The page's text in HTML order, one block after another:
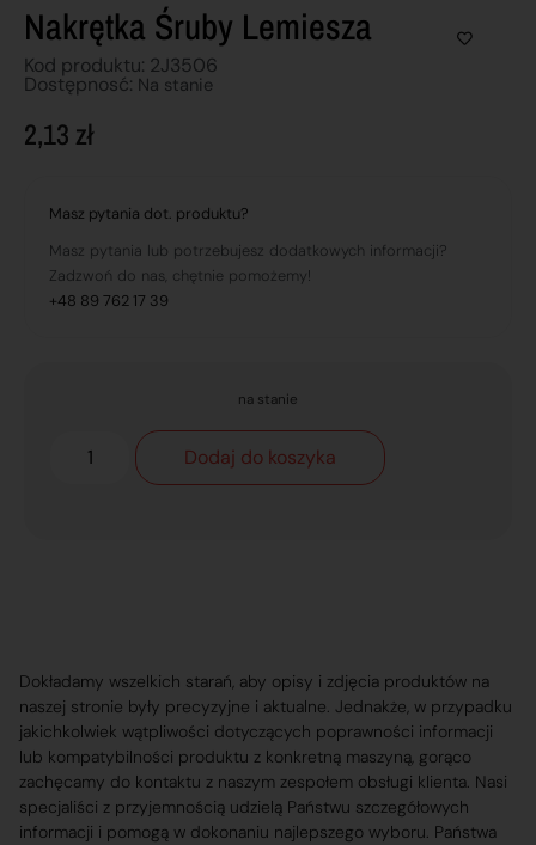
Nakrętka Śruby Lemiesza
Kod produktu: 2J3506
Dostępnosć: Na stanie
2,13 zł
Masz pytania dot. produktu?
Masz pytania lub potrzebujesz dodatkowych informacji?
Zadzwoń do nas, chętnie pomożemy!
+48 89 762 17 39
na stanie
Dodaj do koszyka
Dokładamy wszelkich starań, aby opisy i zdjęcia produktów na
naszej stronie były precyzyjne i aktualne. Jednakże, w przypadku
jakichkolwiek wątpliwości dotyczących poprawności informacji
lub kompatybilności produktu z konkretną maszyną, gorąco
zachęcamy do kontaktu z naszym zespołem obsługi klienta. Nasi
specjaliści z przyjemnością udzielą Państwu szczegółowych
informacji i pomogą w dokonaniu najlepszego wyboru. Państwa